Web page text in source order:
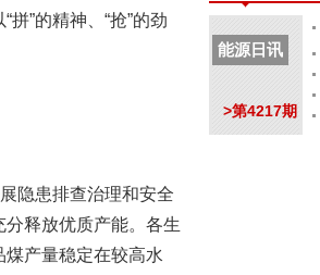
”的精神、“抢”的劲
隐患排查治理和安全
释放优质产能。各生
产量稳定在较高水
能源日讯
>第4217期